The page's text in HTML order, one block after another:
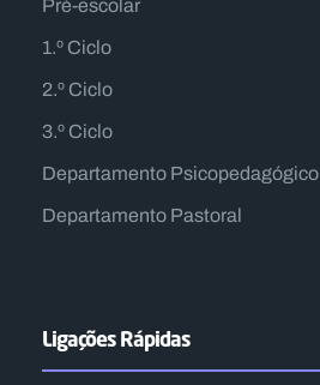
1.º Ciclo
2.º Ciclo
3.º Ciclo
Departamento Psicopedagógico
Departamento Pastoral
Ligações Rápidas